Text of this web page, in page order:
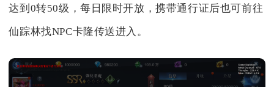
达到0转50级，每日限时开放，携带通行证后也可前往
仙踪林找NPC卡隆传送进入。